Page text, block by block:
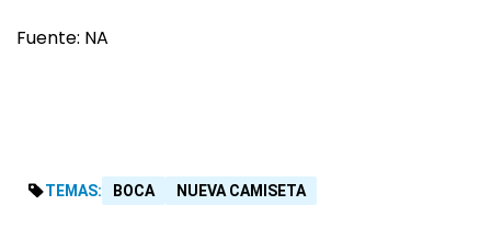
Fuente: NA
TEMAS: BOCA NUEVA CAMISETA